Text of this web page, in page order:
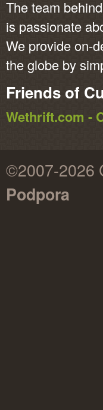
The team
is passionate
We provide on-
the globe by
Friends of
Wethrift.com -
©2007-2026
Podpora